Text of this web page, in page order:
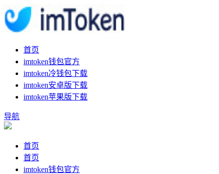
首页
imtoken钱包官方
imtoken冷钱包下载
imtoken安卓版下载
imtoken苹果版下载
导航
首页
首页
imtoken钱包官方